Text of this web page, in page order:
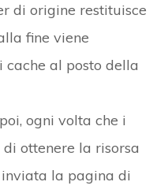
di origine restituisce
fine viene
al posto della
ogni volta che i
ottenere la risorsa
la pagina di